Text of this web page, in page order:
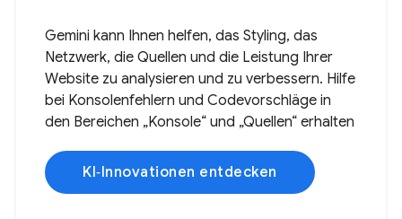
Gemini kann Ihnen helfen, das Styling, das
Netzwerk, die Quellen und die Leistung Ihrer
Website zu analysieren und zu verbessern. Hilfe
bei Konsolenfehlern und Codevorschläge in
den Bereichen „Konsole“ und „Quellen“ erhalten
KI‑Innovationen entdecken